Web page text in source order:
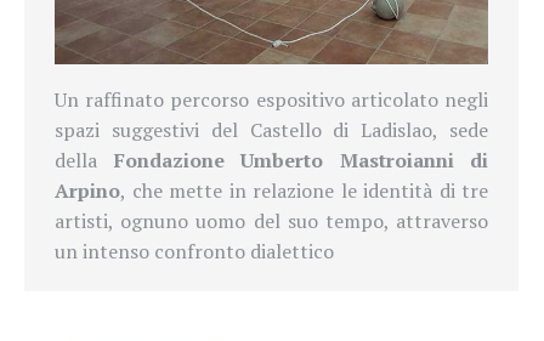
Un raffinato percorso espositivo articolato negli
spazi suggestivi del Castello di Ladislao, sede
della Fondazione Umberto Mastroianni di
Arpino, che mette in relazione le identità di tre
artisti, ognuno uomo del suo tempo, attraverso
un intenso confronto dialettico